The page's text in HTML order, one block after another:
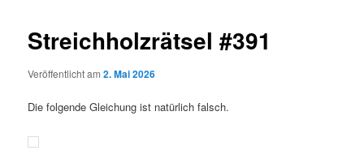
Streichholzrätsel #391
Veröffentlicht am2. Mai 2026
Die folgende Gleichung ist natürlich falsch.